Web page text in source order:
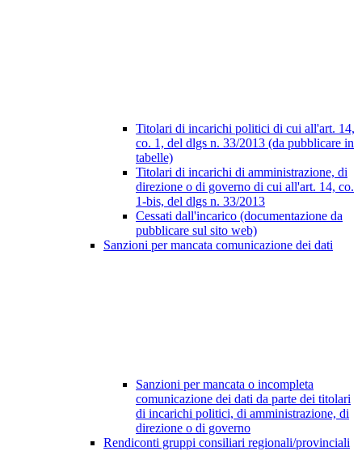
Titolari di incarichi politici di cui all'art. 14,
co. 1, del dlgs n. 33/2013 (da pubblicare in
tabelle)
Titolari di incarichi di amministrazione, di
direzione o di governo di cui all'art. 14, co.
1-bis, del dlgs n. 33/2013
Cessati dall'incarico (documentazione da
pubblicare sul sito web)
Sanzioni per mancata comunicazione dei dati
Sanzioni per mancata o incompleta
comunicazione dei dati da parte dei titolari
di incarichi politici, di amministrazione, di
direzione o di governo
Rendiconti gruppi consiliari regionali/provinciali